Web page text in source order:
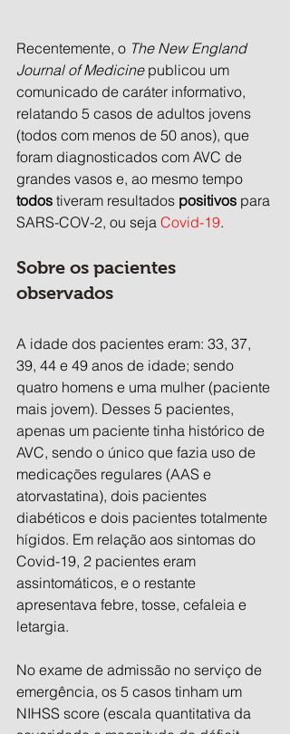
Recentemente, o The New England
Journal of Medicine publicou um
comunicado de caráter informativo,
relatando 5 casos de adultos jovens
(todos com menos de 50 anos), que
foram diagnosticados com AVC de
grandes vasos e, ao mesmo tempo
todos tiveram resultados positivos para
SARS-COV-2, ou seja Covid-19.
Sobre os pacientes
observados
A idade dos pacientes eram: 33, 37,
39, 44 e 49 anos de idade; sendo
quatro homens e uma mulher (paciente
mais jovem). Desses 5 pacientes,
apenas um paciente tinha histórico de
AVC, sendo o único que fazia uso de
medicações regulares (AAS e
atorvastatina), dois pacientes
diabéticos e dois pacientes totalmente
hígidos. Em relação aos sintomas do
Covid-19, 2 pacientes eram
assintomáticos, e o restante
apresentava febre, tosse, cefaleia e
letargia.
No exame de admissão no serviço de
emergência, os 5 casos tinham um
NIHSS score (escala quantitativa da